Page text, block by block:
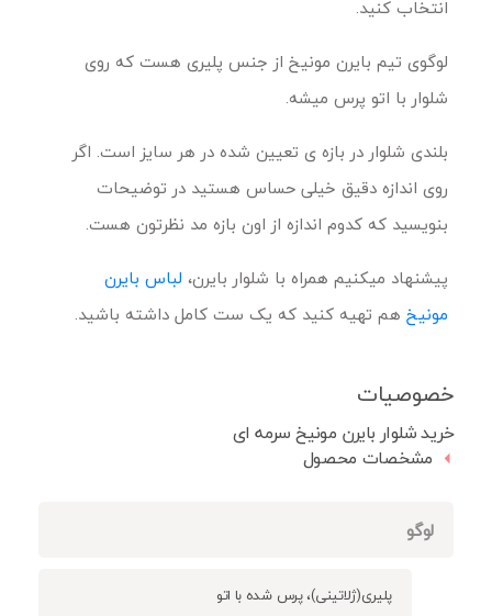
انتخاب کنید.
لوگوی تیم بایرن مونیخ از جنس پلیری هست که روی
شلوار با اتو پرس میشه.
بلندی شلوار در بازه ی تعیین شده در هر سایز است. اگر
روی اندازه دقیق خیلی حساس هستید در توضیحات
بنویسید که کدوم اندازه از اون بازه مد نظرتون هست.
پیشنهاد میکنیم همراه با شلوار بایرن، لباس بایرن
مونیخ هم تهیه کنید که یک ست کامل داشته باشید.
خصوصیات
خرید شلوار بایرن مونیخ سرمه ای
مشخصات محصول
لوگو
پلیری(ژلاتینی)، پرس شده با اتو